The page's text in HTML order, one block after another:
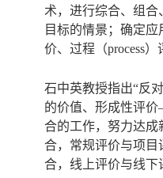
术，进行综合、组合
目标的情景；确定
价、过程（process
石中英教授指出“反
的价值、形成性评
合的工作，努力达成
合，常规评价与项目
合，线上评价与线下